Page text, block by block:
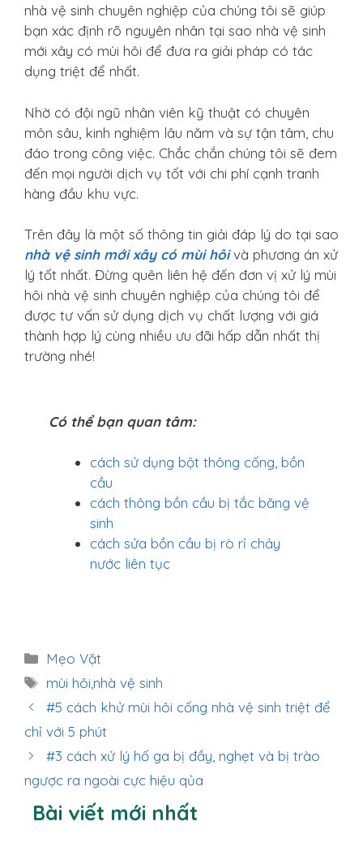
nhà vệ sinh chuyên nghiệp của chúng tôi sẽ giúp
bạn xác định rõ nguyên nhân tại sao nhà vệ sinh
mới xây có mùi hôi để đưa ra giải pháp có tác
dụng triệt để nhất.
Nhờ có đội ngũ nhân viên kỹ thuật có chuyên
môn sâu, kinh nghiệm lâu năm và sự tận tâm, chu
đáo trong công việc. Chắc chắn chúng tôi sẽ đem
đến mọi người dịch vụ tốt với chi phí cạnh tranh
hàng đầu khu vực.
Trên đây là một số thông tin giải đáp lý do tại sao
nhà vệ sinh mới xây có mùi hôivà phương án xử
lý tốt nhất. Đừng quên liên hệ đến đơn vị xử lý mùi
hôi nhà vệ sinh chuyên nghiệp của chúng tôi để
được tư vấn sử dụng dịch vụ chất lượng với giá
thành hợp lý cùng nhiều ưu đãi hấp dẫn nhất thị
trường nhé!
Có thể bạn quan tâm:
cách sử dụng bột thông cống, bồn
cầu
cách thông bồn cầu bị tắc băng vệ
sinh
cách sửa bồn cầu bị rò rỉ chảy
nước liên tục
Danh
mục
Mẹo Vặt
Thẻ
mùi hôi nhà vệ sinh
#5 cách khử mùi hôi cống nhà vệ sinh triệt để
chỉ với 5 phút
#3 cách xử lý hố ga bị đầy, nghẹt và bị trào
ngược ra ngoài cực hiệu qủa
Bài viết mới nhất